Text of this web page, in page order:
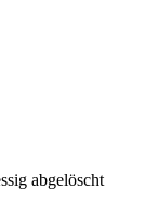
abgelöscht